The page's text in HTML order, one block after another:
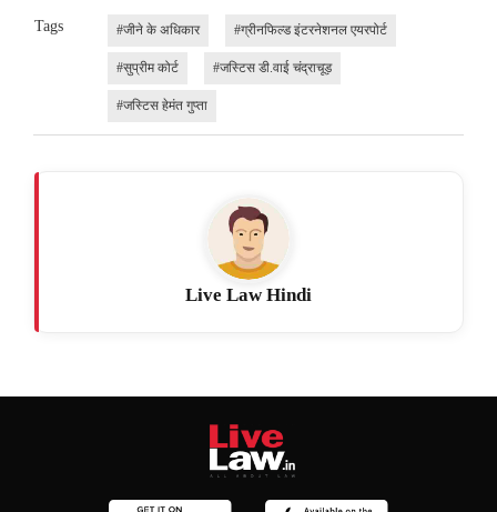
Tags #जीने के अधिकार #ग्रीनफिल्ड इंटरनेशनल एयरपोर्ट
#सुप्रीम कोर्ट #जस्टिस डी.वाई चंद्राचूड़
#जस्टिस हेमंत गुप्ता
Live Law Hindi